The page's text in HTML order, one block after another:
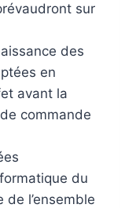
sur
des
en
avant la
commande
du
l’ensemble